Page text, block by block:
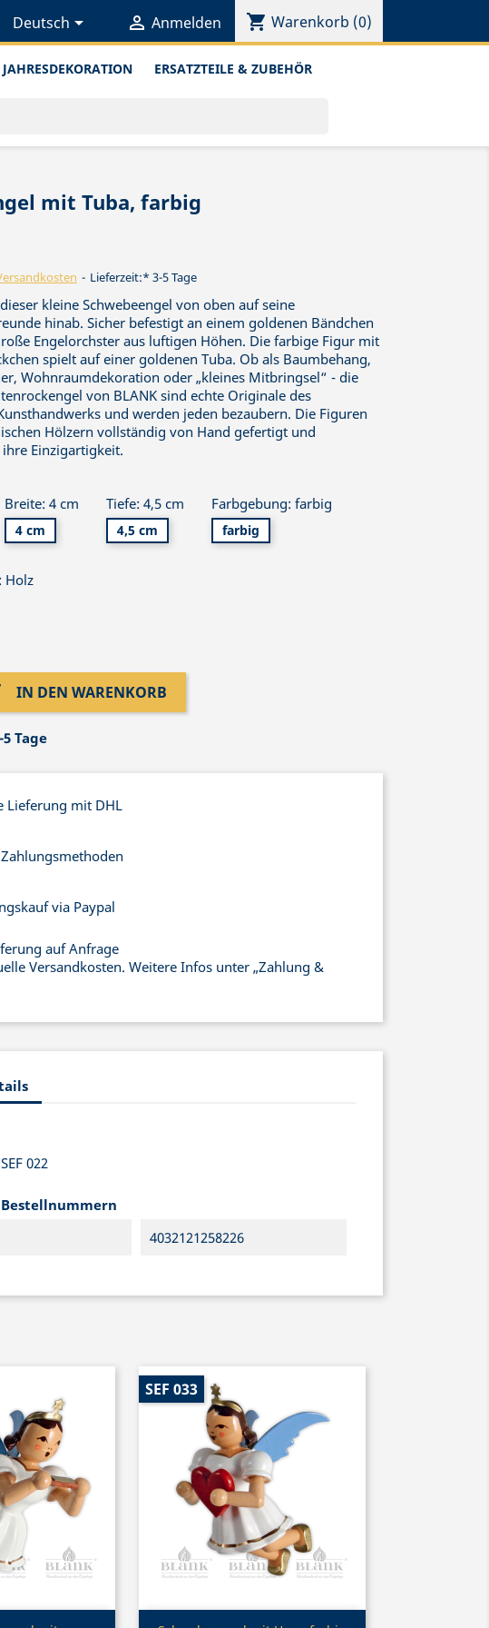
Deutsch  Anmelden shopping_cart Warenkorb (0)
JAHRESDEKORATION ERSATZTEILE & ZUBEHÖR
mit Tuba, farbig
Lieferzeit:* 3-5 Tage
kleine Schwebeengel von oben auf seine
hinab. Sicher befestigt an einem goldenen Bändchen
Engelorchster aus luftigen Höhen. Die farbige Figur mit
spielt auf einer goldenen Tuba. Ob als Baumbehang,
Wohnraumdekoration oder „kleines Mitbringsel“ - die
von BLANK sind echte Originale des
und werden jeden bezaubern. Die Figuren
Hölzern vollständig von Hand gefertigt und
Einzigartigkeit.
Breite: 4 cm
4 cm
Tiefe: 4,5 cm
4,5 cm
Farbgebung: farbig
farbig
Holz
IN DEN WARENKORB
Tage
Lieferung mit DHL
via Paypal
auf Anfrage
Versandkosten. Weitere Infos unter „Zahlung &
SEF 022
4032121258226
SEF 033